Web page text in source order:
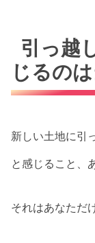
引っ越
じるの
新しい土地に引
と感じること、
それはあなただ